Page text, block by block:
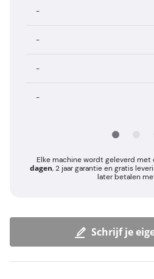
-
-
-
-
Elke machine wordt geleverd met
dagen, 2 jaar garantie en gratis
later betalen
Schrijf je